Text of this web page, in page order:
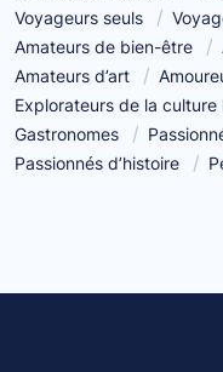
Voyageurs seuls
Amateurs de bien-être
Amateurs d’art
Explorateurs de la culture
Gastronomes
Passionnés d’histoire